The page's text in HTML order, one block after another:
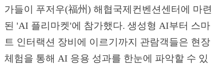
가들이 푸저우(福州) 해협국제컨벤션센터에 마련
된 'AI 플리마켓'에 참가했다. 생성형 AI부터 스마
트 인터랙션 장비에 이르기까지 관람객들은 현장
체험을 통해 AI 응용 성과를 한눈에 파악할 수 있